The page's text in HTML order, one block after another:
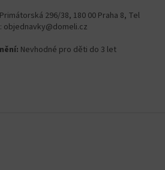
296/38, 180 00 Praha 8, Tel
objednavky@domeli.cz
Nevhodné pro děti do 3 let